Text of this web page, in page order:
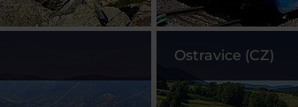
Ostravice (CZ)